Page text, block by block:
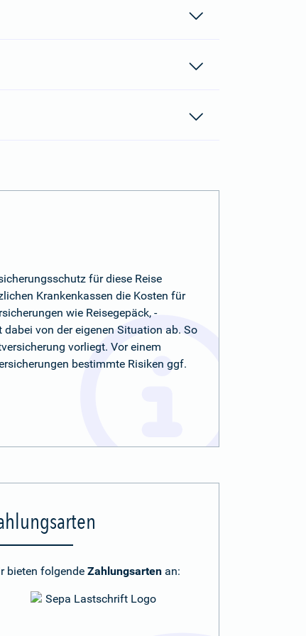
für diese Reise
Krankenkassen die Kosten für
wie Reisegepäck, -
von der eigenen Situation ab. So
vorliegt. Vor einem
bestimmte Risiken ggf.
bieten folgendeZahlungsarten an: